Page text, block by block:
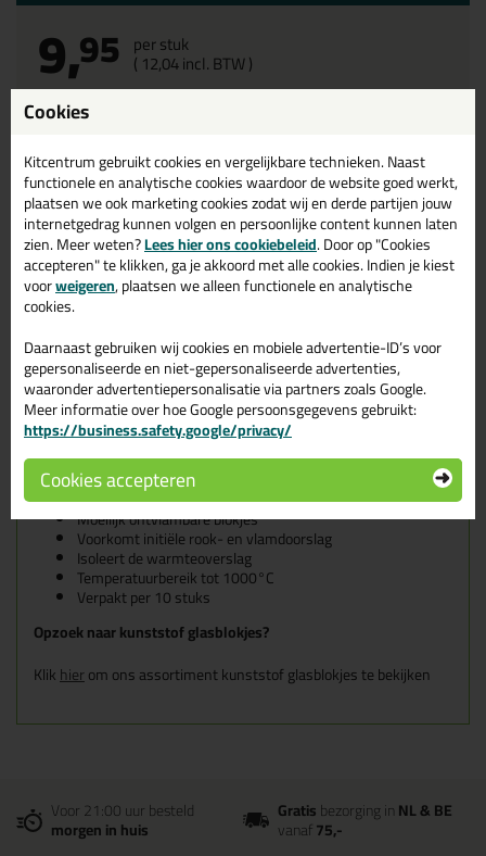
9,95 per stuk
( 12,04incl. BTW )
Brandwerend Flammi
Blokje 12x4mm p/10st
Moeilijk ontvlambare blokjes voor beglazing in brandvertragende
systemen. Flammi is vervaardigd uit een waterafstotend
geïmpregneerd materiaal op basis van aluminium-silicaat.
Door de uitstekende mechanische en isolerende eigenschappen
blijft het blokje bij hoge temperaturen intact en isoleert dit de
wartmeoverslag van het glas naar het kozijn. Daarnaast zal het
glas niet in de sponning zakken en wordt initiële rook- en
vlamdoorslag voorkomen. De blokjes zijn asbestvrij en geschikt
als ondersteuning van brandwerende beglazingen. Deze voldoen
aan de DIN4102 (=onbrandbare bouwstoffen) en zijn rotvrij.
Kenmerken
Moeilijk ontvlambare blokjes
Voorkomt initiële rook- en vlamdoorslag
Isoleert de warmteoverslag
Temperatuurbereik tot 1000°C
Verpakt per 10 stuks
Opzoek naar kunststof glasblokjes?
Klikhierom ons assortiment kunststof glasblokjes te bekijken
Voor 21:00 uur besteld
morgen in huis
Gratisbezorging inNL & BE
vanaf75,-
Cookies
Kitcentrum gebruikt cookies en vergelijkbare technieken. Naast
functionele en analytische cookies waardoor de website goed werkt,
plaatsen we ook marketing cookies zodat wij en derde partijen jouw
internetgedrag kunnen volgen en persoonlijke content kunnen laten
zien. Meer weten?Lees hier ons cookiebeleid. Door op "Cookies
accepteren" te klikken, ga je akkoord met alle cookies. Indien je kiest
voorweigeren, plaatsen we alleen functionele en analytische
cookies.
Daarnaast gebruiken wij cookies en mobiele advertentie-ID’s voor
gepersonaliseerde en niet-gepersonaliseerde advertenties,
waaronder advertentiepersonalisatie via partners zoals Google.
Meer informatie over hoe Google persoonsgegevens gebruikt:
https://business.safety.google/privacy/
Cookies accepteren